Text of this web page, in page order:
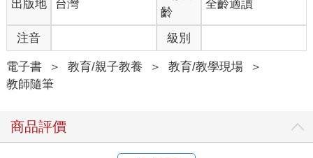
出版地 台灣
齡
全齡適讀
注音 級別
電子書 ＞ 教育/親子教養 ＞ 教育/教學現場
＞
教師隨筆
商品評價